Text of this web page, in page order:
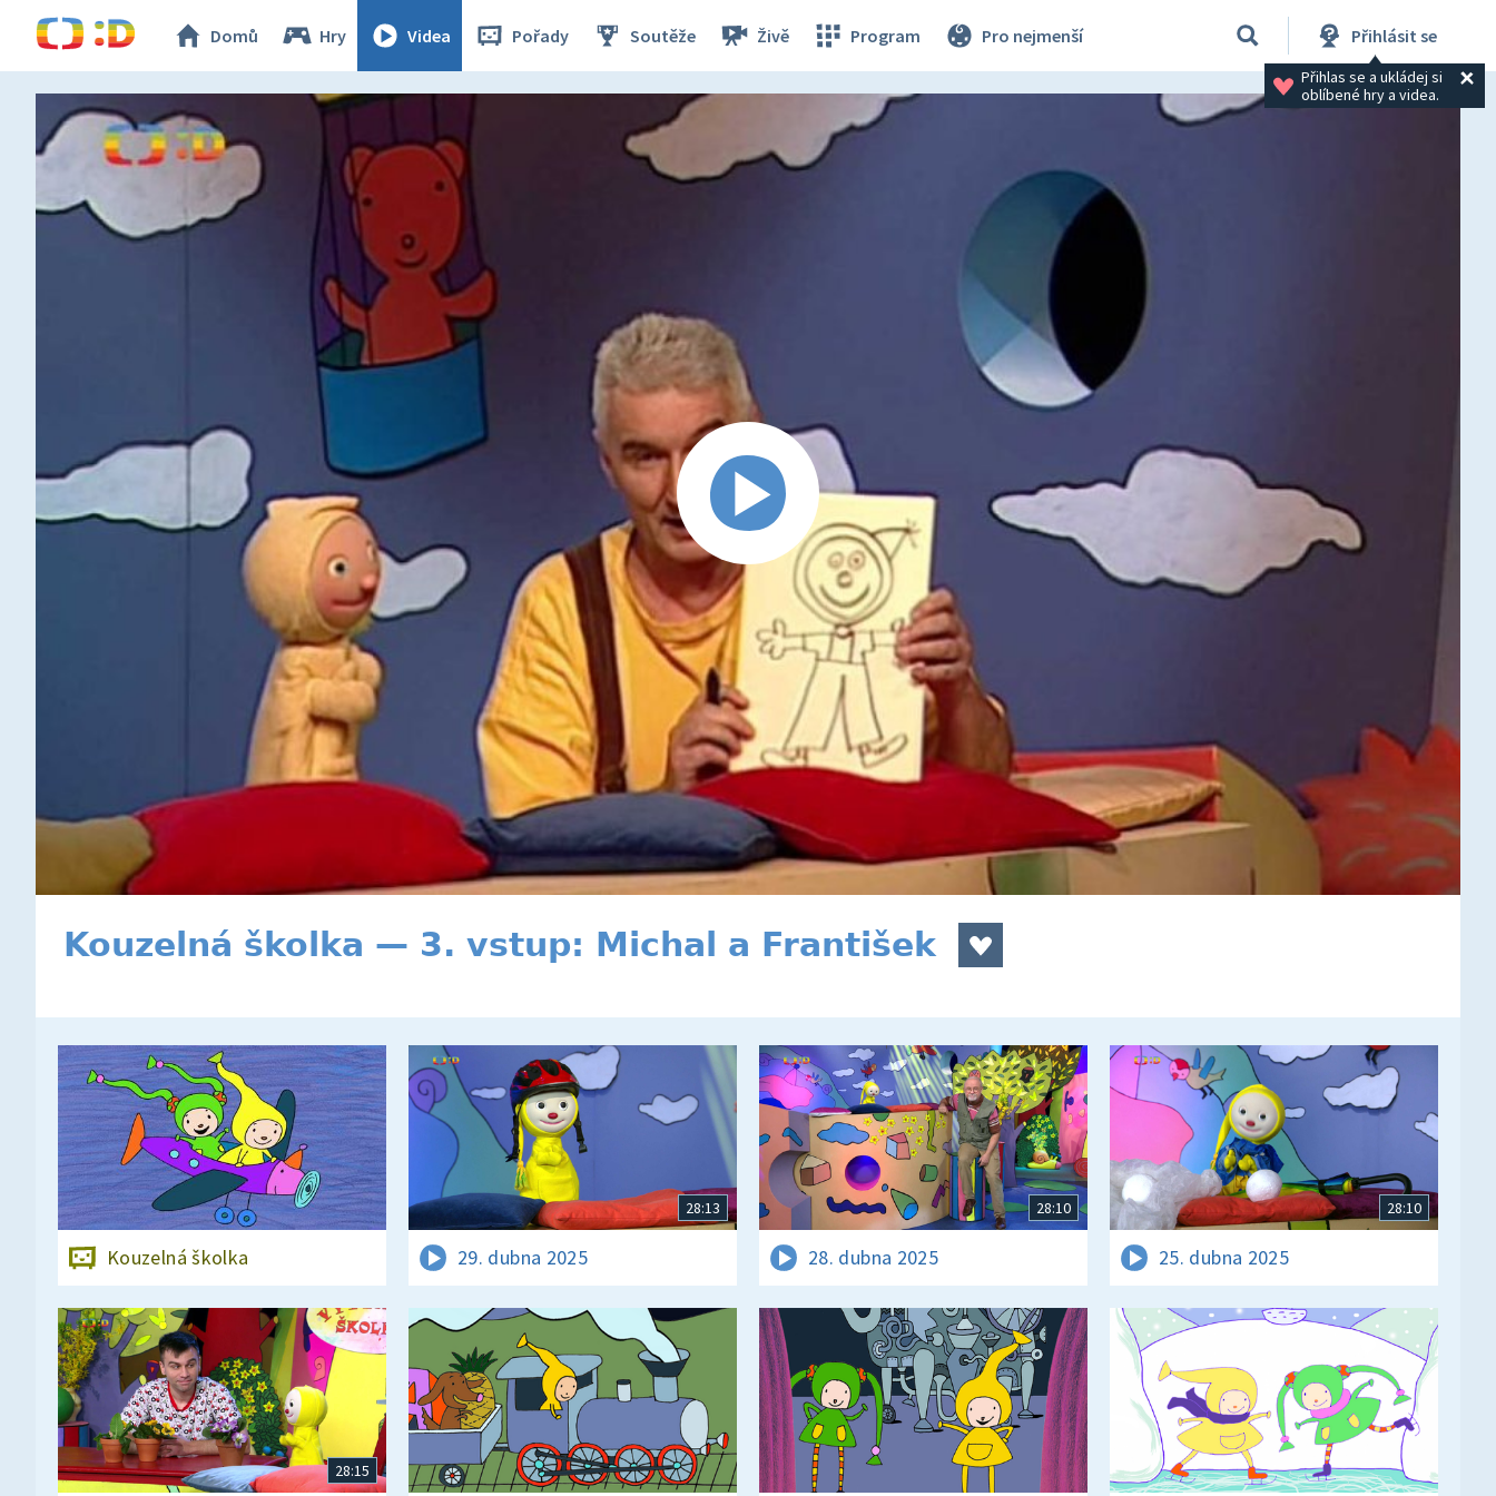
Domů Hry Videa Pořady Soutěže Živě Program Pro nejmenší Přihlásit se
Přihlas se a ukládej si
oblíbené hry a videa.
Kouzelná školka — 3. vstup: Michal a František
Kouzelná školka
28:13
29. dubna 2025
28:10
28. dubna 2025
28:10
25. dubna 2025
28:15